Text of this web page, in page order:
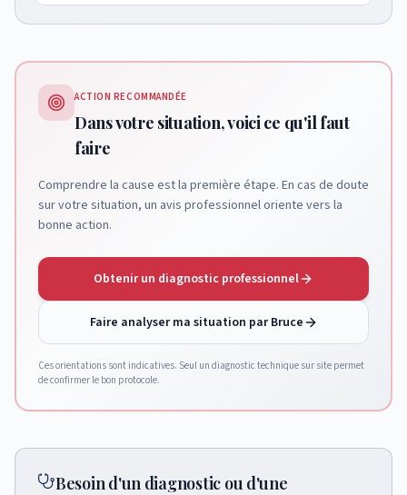
ACTION RECOMMANDÉE
Dans votre situation, voici ce qu'il faut
faire
Comprendre la cause est la première étape. En cas de doute
sur votre situation, un avis professionnel oriente vers la
bonne action.
Obtenir un diagnostic professionnel
Faire analyser ma situation par Bruce
Ces orientations sont indicatives. Seul un diagnostic technique sur site permet
de confirmer le bon protocole.
Besoin d'un diagnostic ou d'une